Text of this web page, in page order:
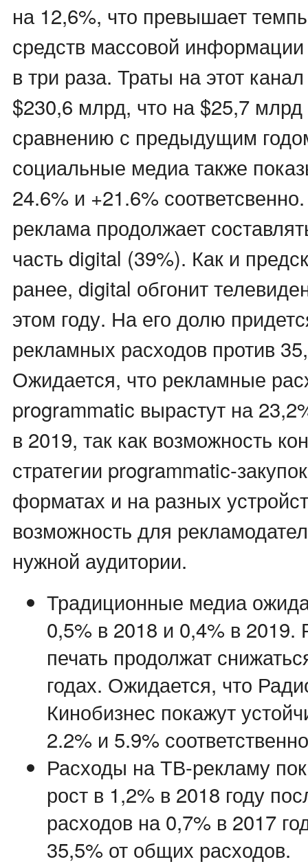
на 12,6%, что превышает
средств массовой
в три раза. Траты на этот
$230,6 млрд, что на $25,7
сравнению с предыдущим
социальные медиа также
24.6% и +21.6%
реклама продолжает
часть digital (39%). Как и
ранее, digital обгонит
этом году. На его долю
рекламных расходов против
Ожидается, что рекламные
programmatic вырастут на
в 2019, так как возможность
стратегии programmatic-
форматах и на разных
возможность для
нужной аудитории.
Традиционные медиа
0,5% в 2018 и 0,4% в 2019.
печать продолжат
годах. Ожидается, что
Кинобизнес покажут
2.2% и 5.9%
Расходы на ТВ-рекламу
рост в 1,2% в 2018 году
расходов на 0,7% в 2017
35,5% от общих расходов.